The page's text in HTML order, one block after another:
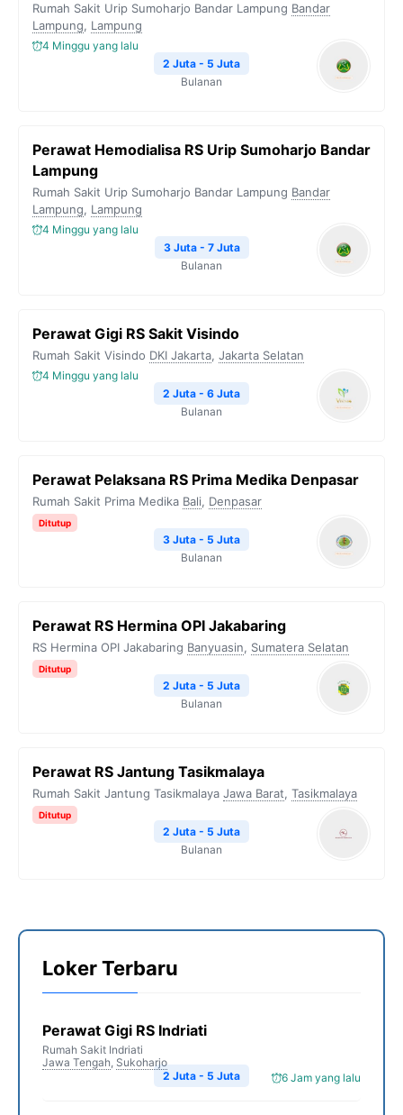
Rumah Sakit Urip Sumoharjo Bandar Lampung Bandar
Lampung, Lampung
4 Minggu yang lalu
2 Juta - 5 Juta
Bulanan
Perawat Hemodialisa RS Urip Sumoharjo Bandar
Lampung
Rumah Sakit Urip Sumoharjo Bandar Lampung Bandar
Lampung, Lampung
4 Minggu yang lalu
3 Juta - 7 Juta
Bulanan
Perawat Gigi RS Sakit Visindo
Rumah Sakit Visindo DKI Jakarta, Jakarta Selatan
4 Minggu yang lalu
2 Juta - 6 Juta
Bulanan
Perawat Pelaksana RS Prima Medika Denpasar
Rumah Sakit Prima Medika Bali, Denpasar
Ditutup
3 Juta - 5 Juta
Bulanan
Perawat RS Hermina OPI Jakabaring
RS Hermina OPI Jakabaring Banyuasin, Sumatera Selatan
Ditutup
2 Juta - 5 Juta
Bulanan
Perawat RS Jantung Tasikmalaya
Rumah Sakit Jantung Tasikmalaya Jawa Barat, Tasikmalaya
Ditutup
2 Juta - 5 Juta
Bulanan
Loker Terbaru
Perawat Gigi RS Indriati
Rumah Sakit Indriati
Jawa Tengah, Sukoharjo
6 Jam yang lalu
2 Juta - 5 Juta